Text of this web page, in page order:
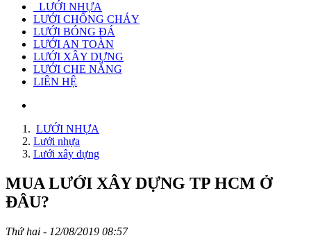
LƯỚI NHỰA
LƯỚI CHỐNG CHÁY
LƯỚI BÓNG ĐÁ
LƯỚI AN TOÀN
LƯỚI XÂY DỰNG
LƯỚI CHE NẮNG
LIÊN HỆ
LƯỚI NHỰA
Lưới nhựa
Lưới xây dựng
MUA LƯỚI XÂY DỰNG TP HCM Ở
ĐÂU?
Thứ hai - 12/08/2019 08:57